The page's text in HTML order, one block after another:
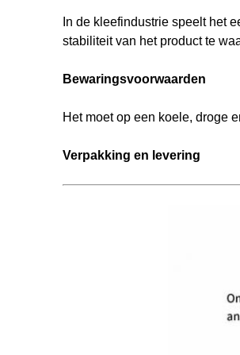
In de kleefindustrie speelt het
stabiliteit van het product te
Bewaringsvoorwaarden
Het moet op een koele, droge
Verpakking en levering